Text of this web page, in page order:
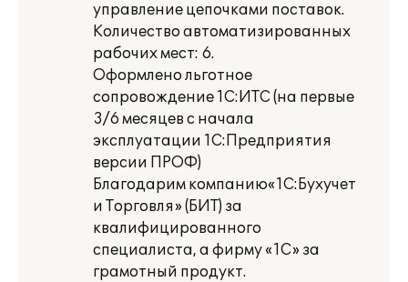
управление цепочками поставок.
Количество автоматизированных
рабочих мест: 6.
Оформлено льготное
сопровождение 1С:ИТС (на первые
3/6 месяцев с начала
эксплуатации 1С:Предприятия
версии ПРОФ)
Благодарим компанию«1С:Бухучет
и Торговля» (БИТ) за
квалифицированного
специалиста, а фирму «1С» за
грамотный продукт.